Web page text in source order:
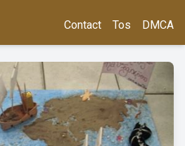
Contact Tos DMCA